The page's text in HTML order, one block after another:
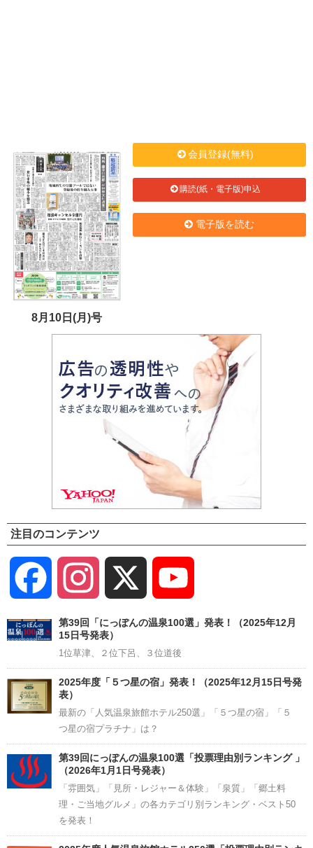
8月10日(月)号
会員登録(無料)
購読(紙・電子版)申込
電子版を読む
注目のコンテンツ
Facebook Instagram
Channel
第39回「にっぽんの温泉100選」発表！（2025年12月
15日号発表）
1位草津、２位下呂、３位道後
2025年度「５つ星の宿」発表！（2025年12月15日号発
表）
最新の「人気温泉旅館ホテル250選」「５つ星の宿」「５
つ星の宿プラチナ」は？
第39回にっぽんの温泉100選「投票理由別ランキング 」
（2026年1月1日号発表）
「雰囲気」「見所・レジャー＆体験」「泉質」「郷土料
理・ご当地グルメ」の各カテゴリ別ランキング・ベスト50
を発表！